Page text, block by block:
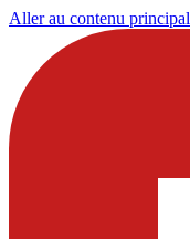
Aller au contenu principal